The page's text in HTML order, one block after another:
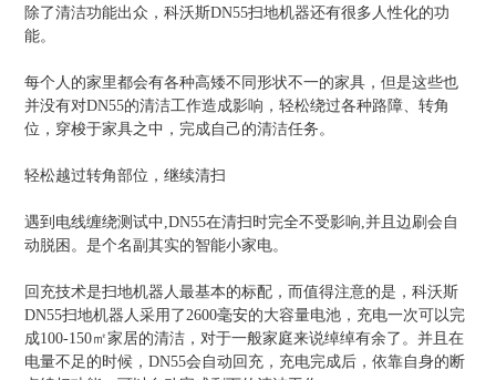
除了清洁功能出众，科沃斯DN55扫地机器还有很多人性化的功
能。
每个人的家里都会有各种高矮不同形状不一的家具，但是这些也
并没有对DN55的清洁工作造成影响，轻松绕过各种路障、转角
位，穿梭于家具之中，完成自己的清洁任务。
轻松越过转角部位，继续清扫
遇到电线缠绕测试中,DN55在清扫时完全不受影响,并且边刷会自
动脱困。是个名副其实的智能小家电。
回充技术是扫地机器人最基本的标配，而值得注意的是，科沃斯
DN55扫地机器人采用了2600毫安的大容量电池，充电一次可以完
成100-150㎡家居的清洁，对于一般家庭来说绰绰有余了。并且在
电量不足的时候，DN55会自动回充，充电完成后，依靠自身的断